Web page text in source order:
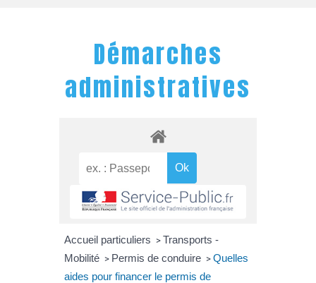
Démarches
administratives
Accueil particuliers > Transports -
Mobilité > Permis de conduire > Quelles
aides pour financer le permis de